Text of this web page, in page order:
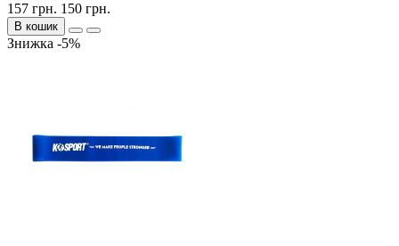
157 грн. 150 грн.
В кошик
Знижка -5%